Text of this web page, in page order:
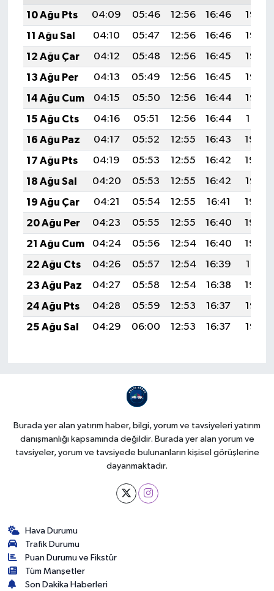
10 Ağu Pts
04:09 05:46 12:56 16:46
19:57
11 Ağu Sal
04:10 05:47 12:56 16:46
19:56
12 Ağu Çar
04:12 05:48 12:56 16:45
19:55
13 Ağu Per
04:13 05:49 12:56 16:45
19:53
14 Ağu Cum
04:15 05:50 12:56 16:44
19:52
15 Ağu Cts
04:16 05:51 12:56 16:44
19:51
16 Ağu Paz
04:17 05:52 12:55 16:43
19:49
17 Ağu Pts
04:19 05:53 12:55 16:42
19:48
18 Ağu Sal
04:20 05:53 12:55 16:42
19:47
19 Ağu Çar
04:21 05:54 12:55 16:41
19:45
20 Ağu Per
04:23 05:55 12:55 16:40
19:44
21 Ağu Cum
04:24 05:56 12:54 16:40
19:42
22 Ağu Cts
04:26 05:57 12:54 16:39
19:41
23 Ağu Paz
04:27 05:58 12:54 16:38
19:39
24 Ağu Pts
04:28 05:59 12:53 16:37
19:38
25 Ağu Sal
04:29 06:00 12:53 16:37 19:36
Burada yer alan yatırım haber, bilgi, yorum ve tavsiyeleri yatırım
danışmanlığı kapsamında değildir. Burada yer alan yorum ve
tavsiyeler, yorum ve tavsiyede bulunanların kişisel görüşlerine
dayanmaktadır.
Hava Durumu
Trafik Durumu
Puan Durumu ve Fikstür
Tüm Manşetler
Son Dakika Haberleri